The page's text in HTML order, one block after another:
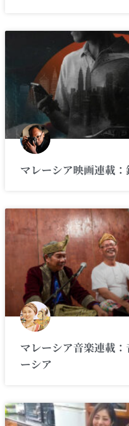
マレーシア映画連載
マレーシア音楽連載
ーシア